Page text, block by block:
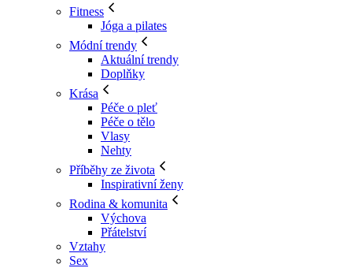
Fitness
Jóga a pilates
Módní trendy
Aktuální trendy
Doplňky
Krása
Péče o pleť
Péče o tělo
Vlasy
Nehty
Příběhy ze života
Inspirativní ženy
Rodina & komunita
Výchova
Přátelství
Vztahy
Sex